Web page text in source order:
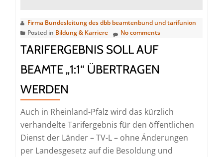
Firma Bundesleitung des dbb beamtenbund und tarifunion
Posted in Bildung & Karriere No comments
TARIFERGEBNIS SOLL AUF
BEAMTE „1:1“ ÜBERTRAGEN
WERDEN
Auch in Rheinland-Pfalz wird das kürzlich
verhandelte Tarifergebnis für den öffentlichen
Dienst der Länder – TV-L – ohne Änderungen
per Landesgesetz auf die Besoldung und